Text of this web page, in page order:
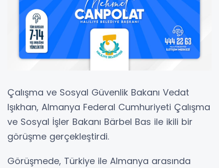
Çalışma ve Sosyal Güvenlik Bakanı Vedat
Işıkhan, Almanya Federal Cumhuriyeti Çalışma
ve Sosyal İşler Bakanı Bärbel Bas ile ikili bir
görüşme gerçekleştirdi.
Görüşmede, Türkiye ile Almanya arasında